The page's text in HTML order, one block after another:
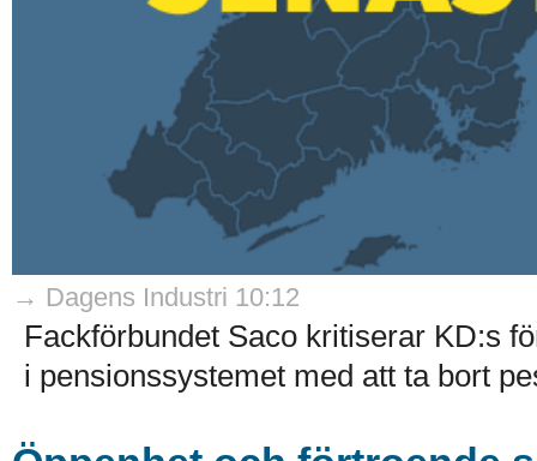
→ Dagens Industri 10:12
Fackförbundet Saco kritiserar KD:s
i pensionssystemet med att ta bort